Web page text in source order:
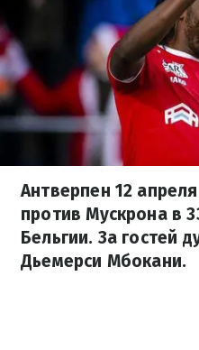
Антверпен 12
против Мускрона в
Бельгии. За гостей
Дьемерси Мбокани.